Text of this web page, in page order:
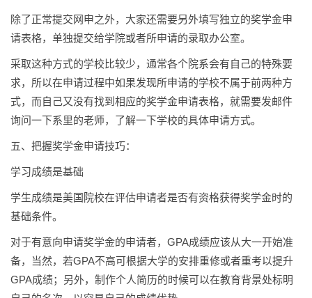
除了正常提交网申之外，大家还需要另外填写独立的奖学金申
请表格，单独提交给学院或者所申请的录取办公室。
采取这种方式的学校比较少，通常各个院系会有自己的特殊要
求，所以在申请过程中如果发现所申请的学校不属于前两种方
式，而自己又没有找到相应的奖学金申请表格，就需要发邮件
询问一下系里的老师，了解一下学校的具体申请方式。
五、把握奖学金申请技巧：
学习成绩是基础
学生成绩是美国院校在评估申请者是否有资格获得奖学金时的
基础条件。
对于有意向申请奖学金的申请者，GPA成绩应该从大一开始准
备，当然，若GPA不高可根据大学的安排重修或者重考以提升
GPA成绩；另外，制作个人简历的时候可以在教育背景处标明